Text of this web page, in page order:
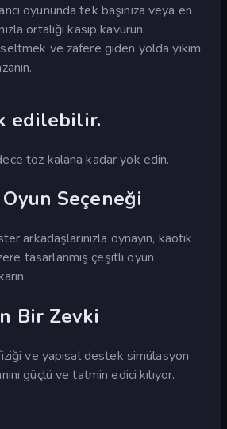
oyununda tek başınıza veya en
ortalığı kasıp kavurun.
ve zafere giden yolda yıkım
edilebilir.
toz kalana kadar yok edin.
Seçeneği
arkadaşlarınızla oynayın, kaotik
tasarlanmış çeşitli oyun
Bir Zevki
ve yapısal destek simülasyon
güçlü ve tatmin edici kılıyor.